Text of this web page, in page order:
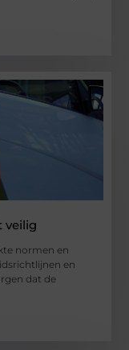
veilig
normen en
en
dat de